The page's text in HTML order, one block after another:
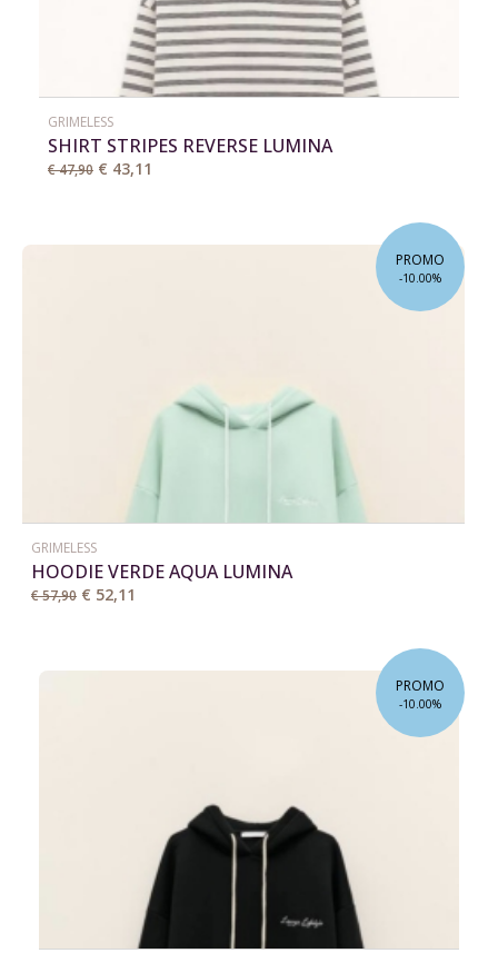
GRIMELESS
SHIRT STRIPES REVERSE LUMINA
€ 47,90 € 43,11
PROMO
-10.00%
GRIMELESS
HOODIE VERDE AQUA LUMINA
€ 57,90 € 52,11
PROMO
-10.00%